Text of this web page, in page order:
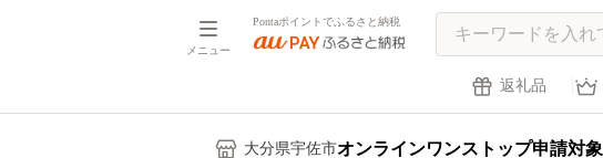
メニュー
Pontaポイントでふるさと納税
返礼品
大分県宇佐市オンラインワンストップ申請対象